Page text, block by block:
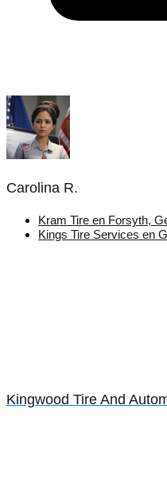
Carolina R.
Kram Tire en Forsyth,
Kings Tire Services en
Kingwood Tire And